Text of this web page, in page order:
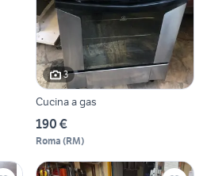
3
Cucina a gas
190 €
Roma (RM)